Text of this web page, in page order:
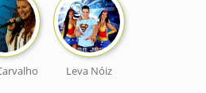
Leva Nóiz